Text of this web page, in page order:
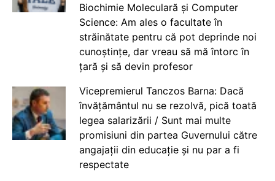
Biochimie Moleculară și Computer
Science: Am ales o facultate în
străinătate pentru că pot deprinde noi
cunoștințe, dar vreau să mă întorc în
țară și să devin profesor
Vicepremierul Tanczos Barna: Dacă
învățământul nu se rezolvă, pică toată
legea salarizării / Sunt mai multe
promisiuni din partea Guvernului către
angajații din educație și nu par a fi
respectate